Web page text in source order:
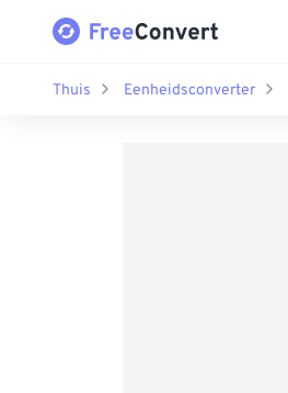
Thuis Eenheidsconverter